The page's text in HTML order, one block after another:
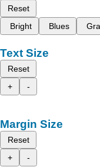
Reset
Bright
Blues
Text Size
Reset
+
-
Margin Size
Reset
+
-